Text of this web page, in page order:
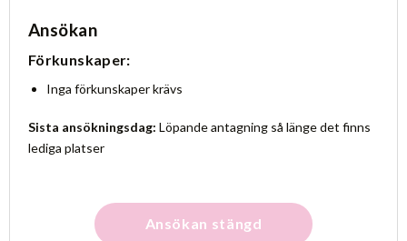
Ansökan
Förkunskaper:
Inga förkunskaper krävs
Sista ansökningsdag: Löpande antagning så länge det finns
lediga platser
Ansökan stängd